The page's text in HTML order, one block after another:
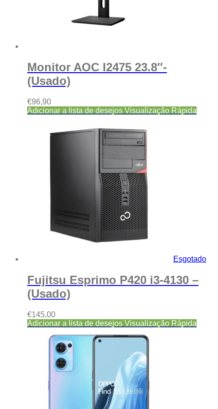
Monitor AOC I2475 23.8″-
(Usado)
€96,90
Adicionar a lista de desejos Visualização Rápida
Esgotado
Fujitsu Esprimo P420 i3-4130 –
(Usado)
€145,00
Adicionar a lista de desejos Visualização Rápida